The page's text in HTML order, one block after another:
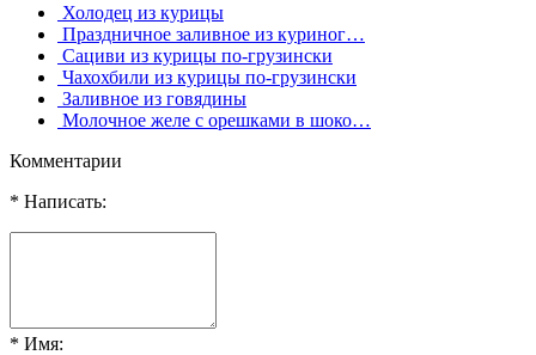
Холодец из курицы
Праздничное заливное из куриног…
Сациви из курицы по-грузински
Чахохбили из курицы по-грузински
Заливное из говядины
Молочное желе с орешками в шоко…
Комментарии
* Написать:
* Имя: